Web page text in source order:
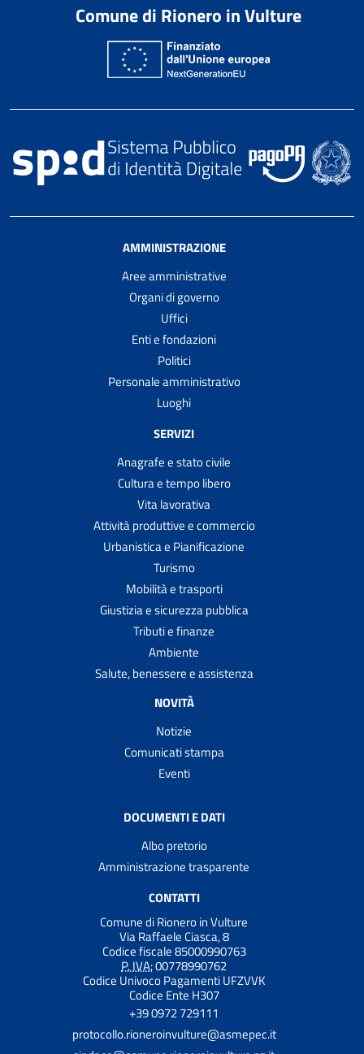
Comune di Rionero in Vulture
AMMINISTRAZIONE
Aree amministrative
Organi di governo
Uffici
Enti e fondazioni
Politici
Personale amministrativo
Luoghi
SERVIZI
Anagrafe e stato civile
Cultura e tempo libero
Vita lavorativa
Attività produttive e commercio
Urbanistica e Pianificazione
Turismo
Mobilità e trasporti
Giustizia e sicurezza pubblica
Tributi e finanze
Ambiente
Salute, benessere e assistenza
NOVITÀ
Notizie
Comunicati stampa
Eventi
DOCUMENTI E DATI
Albo pretorio
Amministrazione trasparente
CONTATTI
Comune di Rionero in Vulture
Via Raffaele Ciasca, 8
Codice fiscale 85000990763
P. IVA:00778990762
Codice Univoco Pagamenti UFZVVK
Codice Ente H307
+39 0972 729111
protocollo.rioneroinvulture@asmepec.it